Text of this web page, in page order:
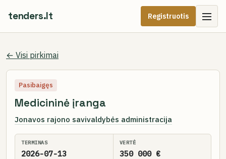
tenders.lt Registruotis
← Visi pirkimai
Pasibaigęs
Medicininė įranga
Jonavos rajono savivaldybės administracija
TERMINAS
2026-07-13
VERTĖ
350 000 €